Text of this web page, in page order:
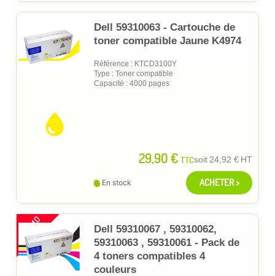
Dell 59310063 - Cartouche de
toner compatible Jaune K4974
Référence : KTCD3100Y
Type : Toner compatible
Capacité : 4000 pages
29,90 € TTCsoit24,92 € HT
En stock ACHETER >
PROMO
Dell 59310067 , 59310062,
59310063 , 59310061 - Pack de
4 toners compatibles 4
couleurs